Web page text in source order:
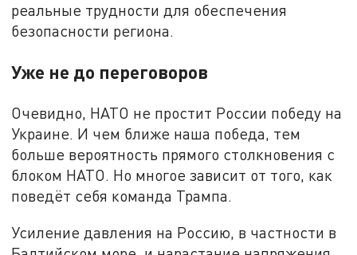
реальные трудности для обеспечения
безопасности региона.
Уже не до переговоров
Очевидно, НАТО не простит России победу на
Украине. И чем ближе наша победа, тем
больше вероятность прямого столкновения с
блоком НАТО. Но многое зависит от того, как
поведёт себя команда Трампа.
Усиление давления на Россию, в частности в